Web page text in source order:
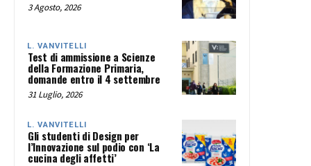
3 Agosto, 2026
L. VANVITELLI
Test di ammissione a Scienze
della Formazione Primaria,
domande entro il 4 settembre
31 Luglio, 2026
L. VANVITELLI
Gli studenti di Design per
l’Innovazione sul podio con ‘La
cucina degli affetti’